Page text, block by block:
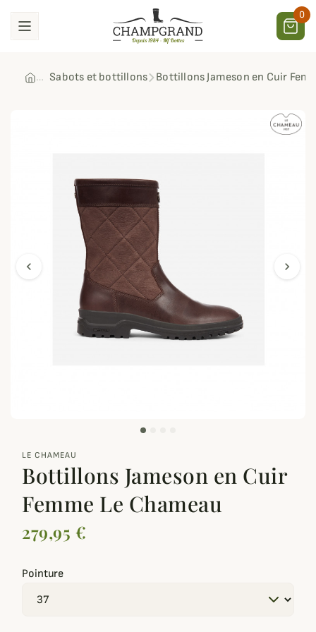
0
Sabots et bottillons Bottillons Jameson en Cuir
chevron_left chevron_right
LE CHAMEAU
Bottillons Jameson en Cuir
Femme Le Chameau
279,95 €
Pointure